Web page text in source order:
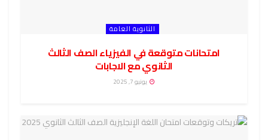
الثانوية العامة
امتحانات متوقعة في الفيزياء الصف الثالث
الثانوي مع الاجابات
يونيو 7, 2025